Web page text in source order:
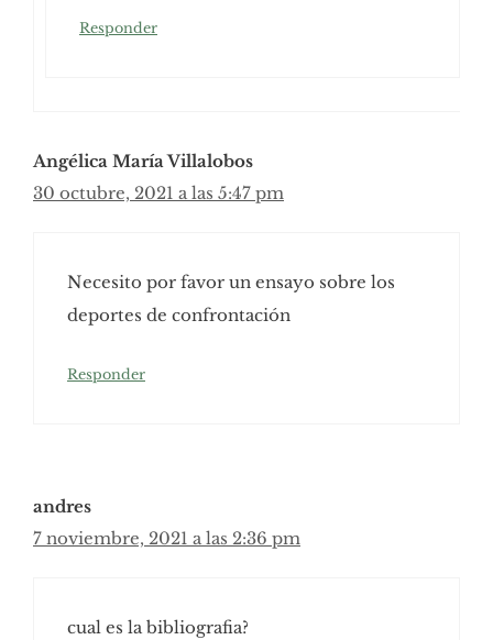
Responder
Angélica María Villalobos
30 octubre, 2021 a las 5:47 pm
Necesito por favor un ensayo sobre los
deportes de confrontación
Responder
andres
7 noviembre, 2021 a las 2:36 pm
cual es la bibliografia?